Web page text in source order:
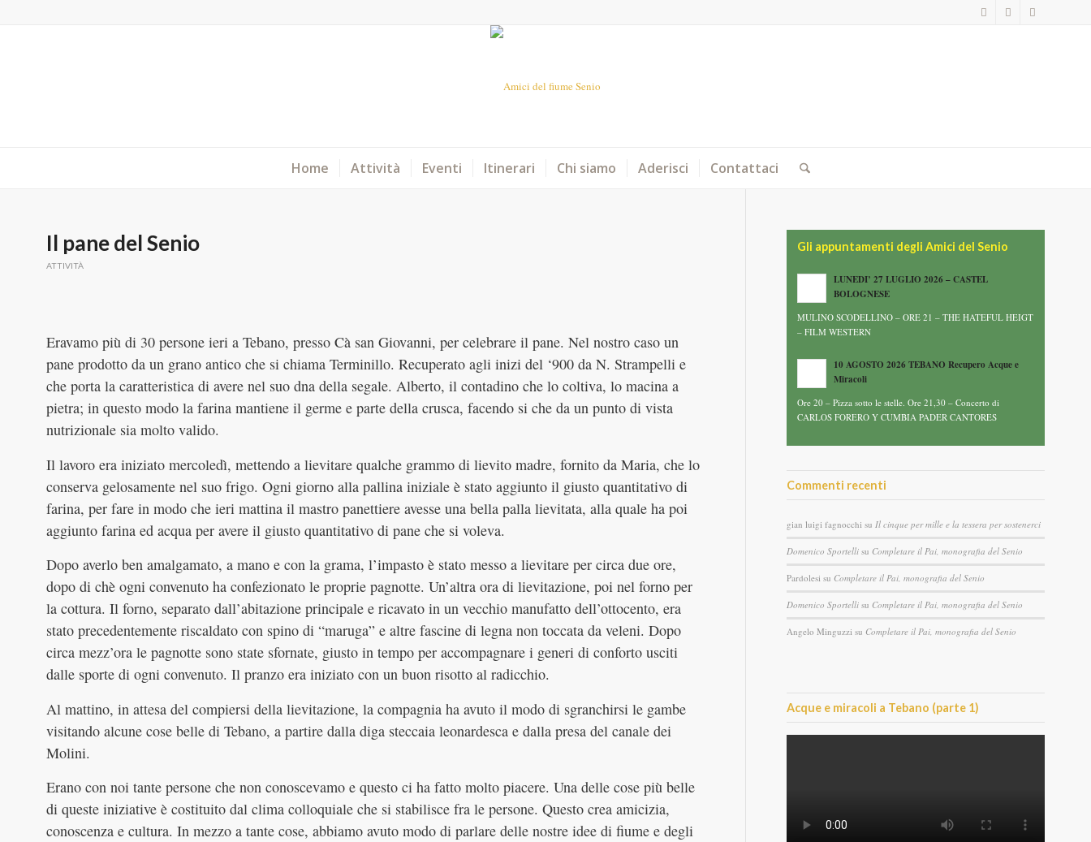
Home Attività Eventi Itinerari Chi siamo Aderisci Contattaci
Il pane del Senio
ATTIVITÀ
Eravamo più di 30 persone ieri a Tebano, presso Cà san Giovanni, per celebrare il pane. Nel nostro caso un
pane prodotto da un grano antico che si chiama Terminillo. Recuperato agli inizi del ‘900 da N. Strampelli e
che porta la caratteristica di avere nel suo dna della segale. Alberto, il contadino che lo coltiva, lo macina a
pietra; in questo modo la farina mantiene il germe e parte della crusca, facendo si che da un punto di vista
nutrizionale sia molto valido.
Il lavoro era iniziato mercoledì, mettendo a lievitare qualche grammo di lievito madre, fornito da Maria, che lo
conserva gelosamente nel suo frigo. Ogni giorno alla pallina iniziale è stato aggiunto il giusto quantitativo di
farina, per fare in modo che ieri mattina il mastro panettiere avesse una bella palla lievitata, alla quale ha poi
aggiunto farina ed acqua per avere il giusto quantitativo di pane che si voleva.
Dopo averlo ben amalgamato, a mano e con la grama, l’impasto è stato messo a lievitare per circa due ore,
dopo di chè ogni convenuto ha confezionato le proprie pagnotte. Un’altra ora di lievitazione, poi nel forno per
la cottura. Il forno, separato dall’abitazione principale e ricavato in un vecchio manufatto dell’ottocento, era
stato precedentemente riscaldato con spino di “maruga” e altre fascine di legna non toccata da veleni. Dopo
circa mezz’ora le pagnotte sono state sfornate, giusto in tempo per accompagnare i generi di conforto usciti
dalle sporte di ogni convenuto. Il pranzo era iniziato con un buon risotto al radicchio.
Al mattino, in attesa del compiersi della lievitazione, la compagnia ha avuto il modo di sgranchirsi le gambe
visitando alcune cose belle di Tebano, a partire dalla diga steccaia leonardesca e dalla presa del canale dei
Molini.
Erano con noi tante persone che non conoscevamo e questo ci ha fatto molto piacere. Una delle cose più belle
di queste iniziative è costituito dal clima colloquiale che si stabilisce fra le persone. Questo crea amicizia,
conoscenza e cultura. In mezzo a tante cose, abbiamo avuto modo di parlare delle nostre idee di fiume e degli
Gli appuntamenti degli Amici del Senio
LUNEDI’ 27 LUGLIO 2026 – CASTEL
BOLOGNESE
MULINO SCODELLINO – ORE 21 – THE HATEFUL HEIGT
– FILM WESTERN
10 AGOSTO 2026 TEBANO Recupero Acque e
Miracoli
Ore 20 – Pizza sotto le stelle. Ore 21,30 – Concerto di
CARLOS FORERO Y CUMBIA PADER CANTORES
Commenti recenti
gian luigi fagnocchi su Il cinque per mille e la tessera per sostenerci
Domenico Sportelli su Completare il Pai, monografia del Senio
Pardolesi su Completare il Pai, monografia del Senio
Domenico Sportelli su Completare il Pai, monografia del Senio
Angelo Minguzzi su Completare il Pai, monografia del Senio
Acque e miracoli a Tebano (parte 1)